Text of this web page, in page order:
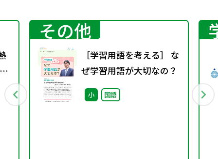
その他
［学習用語を考える］ な
ぜ学習用語が大切なの？
小 国語